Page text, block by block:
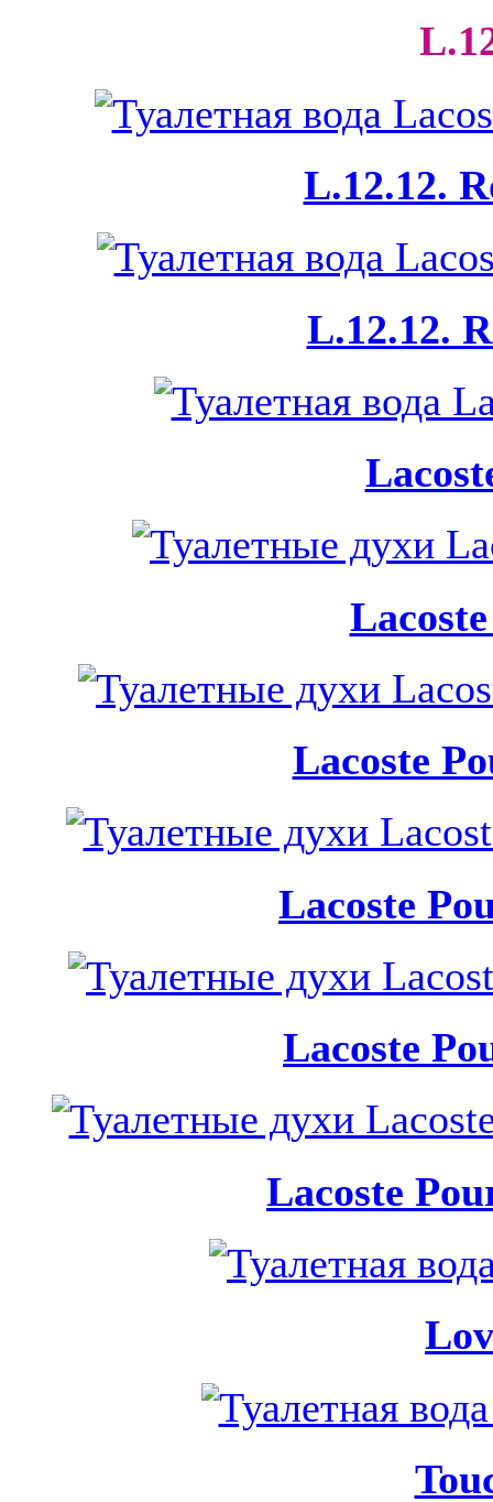
L.12.12.
L.12.12.
Lacoste
Lacoste
Lacoste
Lacoste